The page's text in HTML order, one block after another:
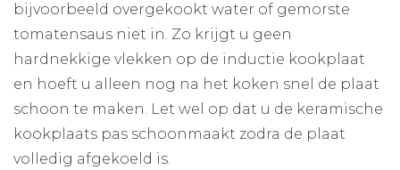
bijvoorbeeld overgekookt water of gemorste
tomatensaus niet in. Zo krijgt u geen
hardnekkige vlekken op de inductie kookplaat
en hoeft u alleen nog na het koken snel de plaat
schoon te maken. Let wel op dat u de keramische
kookplaats pas schoonmaakt zodra de plaat
volledig afgekoeld is.